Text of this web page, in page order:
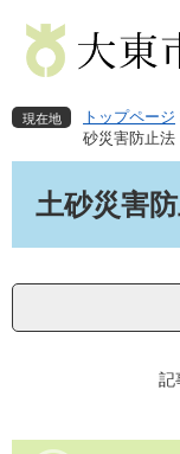
先
で
を
ば
へ
現在地 トップページ
砂災害防止法
土砂災害
記